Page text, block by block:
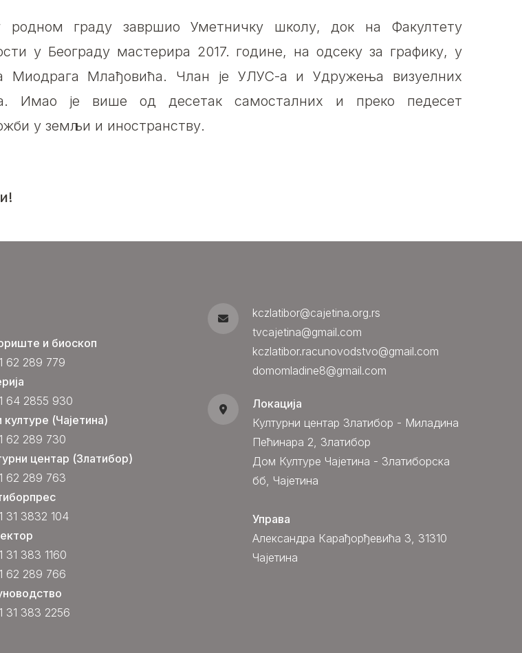
родном граду завршио Уметничку школу, док на Факултету
у Београду мастерира 2017. године, на одсеку за графику, у
Миодрага Млађовића. Члан је УЛУС-а и Удружења визуелних
Имао је више од десетак самосталних и преко педесет
у земљи и иностранству.
и биоскоп
62 289 779
64 2855 930
(Чајетина)
62 289 730
центар (Златибор)
62 289 763
31 3832 104
31 383 1160
62 289 766
31 383 2256
kczlatibor@cajetina.org.rs
tvcajetina@gmail.com
kczlatibor.racunovodstvo@gmail.com
domomladine8@gmail.com
Локација
Културни центар Златибор - Миладина
Пећинара 2, Златибор
Дом Културе Чајетина - Златиборска
бб, Чајетина
Управа
Александра Карађорђевића 3, 31310
Чајетина